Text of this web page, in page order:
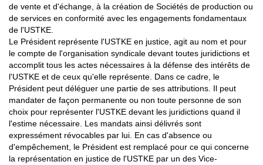
de vente et d'échange, à la création de Sociétés de production ou
de services en conformité avec les engagements fondamentaux
de l'USTKE.
Le Président représente l'USTKE en justice, agit au nom et pour
le compte de l'organisation syndicale devant toutes juridictions et
accomplit tous les actes nécessaires à la défense des intérêts de
l'USTKE et de ceux qu'elle représente. Dans ce cadre, le
Président peut déléguer une partie de ses attributions. Il peut
mandater de façon permanente ou non toute personne de son
choix pour représenter l'USTKE devant les juridictions quand il
l'estime nécessaire. Les mandats ainsi délivrés sont
expressément révocables par lui. En cas d'absence ou
d'empêchement, le Président est remplacé pour ce qui concerne
la représentation en justice de l'USTKE par un des Vice-